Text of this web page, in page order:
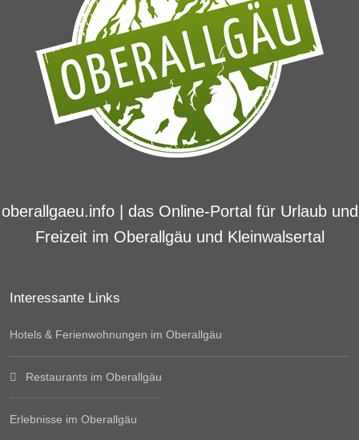
oberallgaeu.info | das Online-Portal für Urlaub und
Freizeit im Oberallgäu und Kleinwalsertal
Interessante Links
Hotels & Ferienwohnungen im Oberallgäu
Restaurants im Oberallgäu
Erlebnisse im Oberallgäu